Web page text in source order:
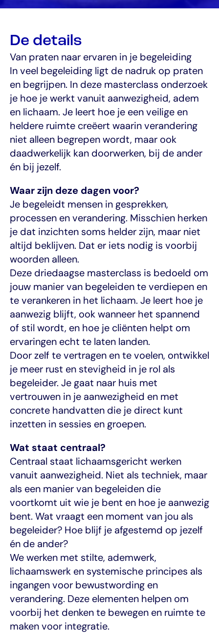
De details
Van praten naar ervaren in je begeleiding
In veel begeleiding ligt de nadruk op praten
en begrijpen. In deze masterclass onderzoek
je hoe je werkt vanuit aanwezigheid, adem
en lichaam. Je leert hoe je een veilige en
heldere ruimte creëert waarin verandering
niet alleen begrepen wordt, maar ook
daadwerkelijk kan doorwerken, bij de ander
én bij jezelf.
Waar zijn deze dagen voor?
Je begeleidt mensen in gesprekken,
processen en verandering. Misschien herken
je dat inzichten soms helder zijn, maar niet
altijd beklijven. Dat er iets nodig is voorbij
woorden alleen.
Deze driedaagse masterclass is bedoeld om
jouw manier van begeleiden te verdiepen en
te verankeren in het lichaam. Je leert hoe je
aanwezig blijft, ook wanneer het spannend
of stil wordt, en hoe je cliënten helpt om
ervaringen echt te laten landen.
Door zelf te vertragen en te voelen, ontwikkel
je meer rust en stevigheid in je rol als
begeleider. Je gaat naar huis met
vertrouwen in je aanwezigheid en met
concrete handvatten die je direct kunt
inzetten in sessies en groepen.
Wat staat centraal?
Centraal staat lichaamsgericht werken
vanuit aanwezigheid. Niet als techniek, maar
als een manier van begeleiden die
voortkomt uit wie je bent en hoe je aanwezig
bent. Wat vraagt een moment van jou als
begeleider? Hoe blijf je afgestemd op jezelf
én de ander?
We werken met stilte, ademwerk,
lichaamswerk en systemische principes als
ingangen voor bewustwording en
verandering. Deze elementen helpen om
voorbij het denken te bewegen en ruimte te
maken voor integratie.